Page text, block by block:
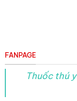
FANPAGE
Thuốc thú